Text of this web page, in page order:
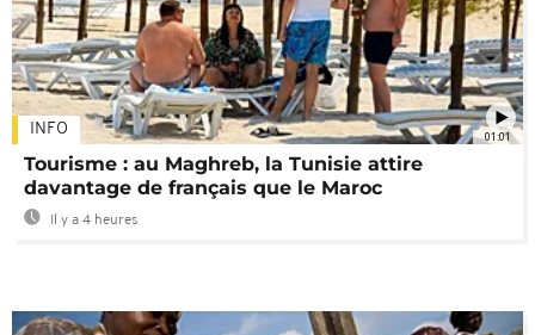
01:01
INFO
Tourisme : au Maghreb, la Tunisie attire
davantage de français que le Maroc
Il y a 4 heures